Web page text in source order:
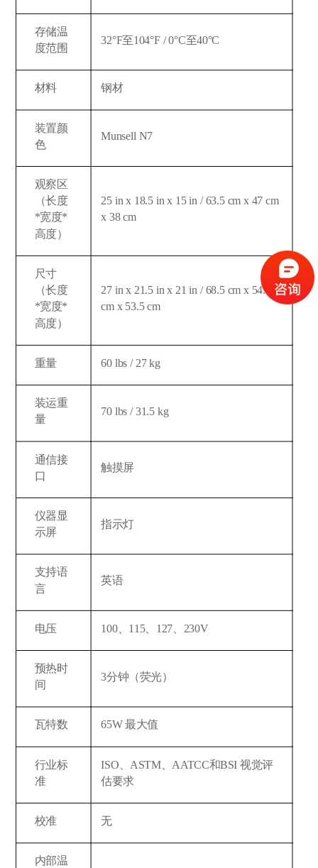
存储温
度范围
32°F至104°F / 0°C至40°C
材料 钢材
装置颜
色
Munsell N7
观察区
（长度
*宽度*
高度）
25 in x 18.5 in x 15 in / 63.5 cm x 47 cm
x 38 cm
尺寸
（长度
*宽度*
高度）
27 in x 21.5 in x 21 in / 68.5 cm x 54.5
cm x 53.5 cm
重量 60 lbs / 27 kg
装运重
量
70 lbs / 31.5 kg
通信接
口
触摸屏
仪器显
示屏
指示灯
支持语
言
英语
电压 100、115、127、230V
预热时
间
3分钟（荧光）
瓦特数 65W 最大值
行业标
准
ISO、ASTM、AATCC和BSI 视觉评
估要求
校准 无
内部温